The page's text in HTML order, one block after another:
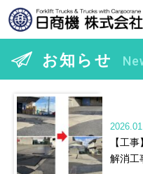
お知らせ
【工
解消工